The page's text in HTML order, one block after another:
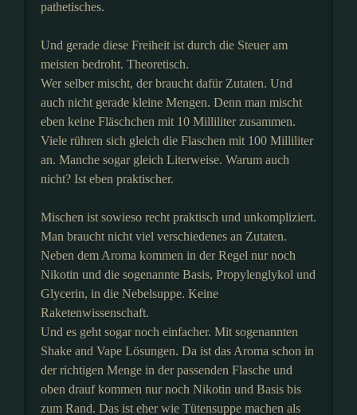
pathetisches.
Und gerade diese Freiheit ist durch die Steuer am
meisten bedroht. Theoretisch.
Wer selber mischt, der braucht dafür Zutaten. Und
auch nicht gerade kleine Mengen. Denn man mischt
eben keine Fläschchen mit 10 Milliliter zusammen.
Viele rühren sich gleich die Flaschen mit 100 Milliliter
an. Manche sogar gleich Literweise. Warum auch
nicht? Ist eben praktischer.
Mischen ist sowieso recht praktisch und unkompliziert.
Man braucht nicht viel verschiedenes an Zutaten.
Neben dem Aroma kommen in der Regel nur noch
Nikotin und die sogenannte Basis, Propylenglykol und
Glycerin, in die Nebelsuppe. Keine
Raketenwissenschaft.
Und es geht sogar noch einfacher. Mit sogenannten
Shake and Vape Lösungen. Da ist das Aroma schon in
der richtigen Menge in der passenden Flasche und
oben drauf kommen nur noch Nikotin und Basis bis
zum Rand. Das ist eher wie Tütensuppe machen als